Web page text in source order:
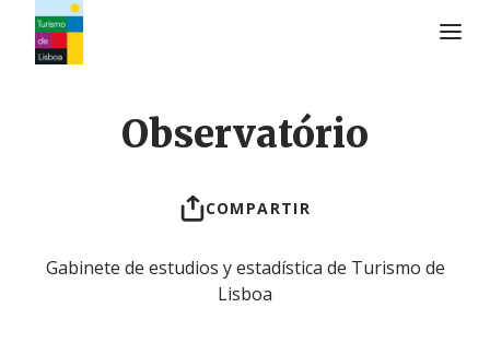
Observatório
COMPARTIR
Gabinete de estudios y estadística de Turismo de
Lisboa